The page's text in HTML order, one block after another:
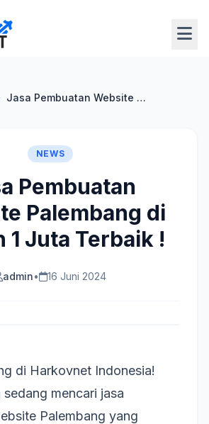
Jasa Pembuatan Website Palembang di Bawah 1 Juta Terbaik !
NEWS
Pembuatan
Palembang di
1 Juta Terbaik !
admin• 16 Juni 2024
di Harkovnet Indonesia!
mencari jasa
Palembang yang